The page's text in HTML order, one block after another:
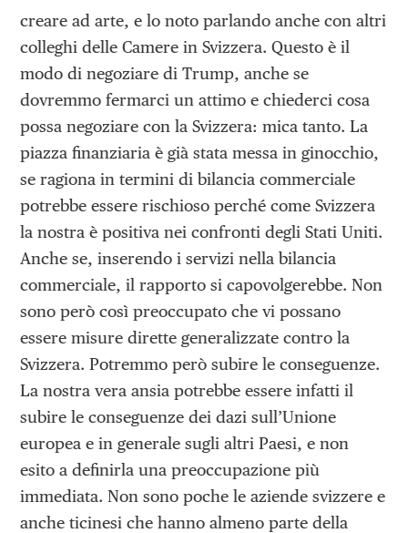
creare ad arte, e lo noto parlando anche con altri
colleghi delle Camere in Svizzera. Questo è il
modo di negoziare di Trump, anche se
dovremmo fermarci un attimo e chiederci cosa
possa negoziare con la Svizzera: mica tanto. La
piazza finanziaria è già stata messa in ginocchio,
se ragiona in termini di bilancia commerciale
potrebbe essere rischioso perché come Svizzera
la nostra è positiva nei confronti degli Stati Uniti.
Anche se, inserendo i servizi nella bilancia
commerciale, il rapporto si capovolgerebbe. Non
sono però così preoccupato che vi possano
essere misure dirette generalizzate contro la
Svizzera. Potremmo però subire le conseguenze.
La nostra vera ansia potrebbe essere infatti il
subire le conseguenze dei dazi sull’Unione
europea e in generale sugli altri Paesi, e non
esito a definirla una preoccupazione più
immediata. Non sono poche le aziende svizzere e
anche ticinesi che hanno almeno parte della